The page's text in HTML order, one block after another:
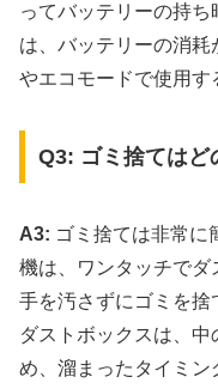
ってバッテリーの持
は、バッテリーの消
やエコモードで使用す
Q3: ゴミ捨てはど
A3: ゴミ捨ては非常に
機は、ワンタッチでダ
手を汚さずにゴミを
ダストボックスは、
め、溜まったタイミ